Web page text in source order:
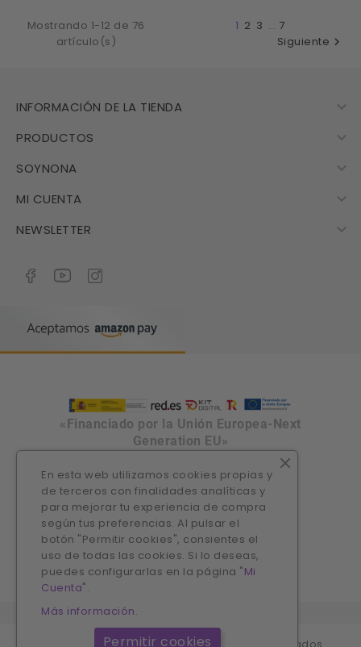
Mostrando 1-12 de 76
artículo(s)
1 2 3 … 7
Siguiente 
INFORMACIÓN DE LA TIENDA 
PRODUCTOS 
SOYNONA 
MI CUENTA 
NEWSLETTER 
«Financiado por la Unión Europea-Next
Generation EU»
En esta web utilizamos cookies propias y
de terceros con finalidades analíticas y
para mejorar tu experiencia de compra
según tus preferencias. Al pulsar el
botón "Permitir cookies", consientes el
uso de todas las cookies. Si lo deseas,
puedes configurarlas en la página "Mi
Cuenta".
Más información.
Permitir cookies